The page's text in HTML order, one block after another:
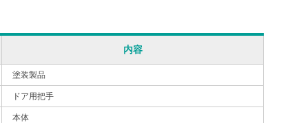
内容
塗装製品
ドア用把手
本体